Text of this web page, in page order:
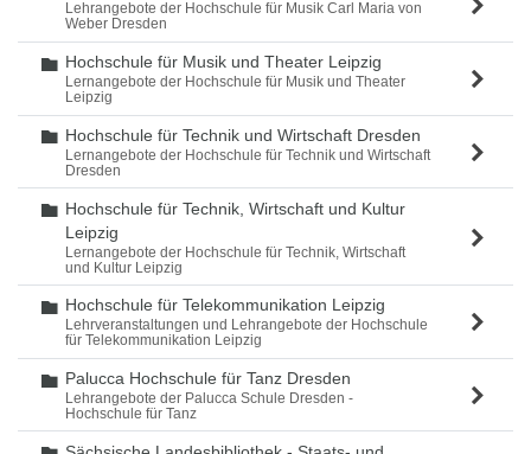
Lehrangebote der Hochschule für Musik Carl Maria von
Weber Dresden
Ordner
Hochschule für Musik und Theater Leipzig
Lernangebote der Hochschule für Musik und Theater
Leipzig
Ordner
Hochschule für Technik und Wirtschaft Dresden
Lernangebote der Hochschule für Technik und Wirtschaft
Dresden
Ordner
Hochschule für Technik, Wirtschaft und Kultur
Leipzig
Lernangebote der Hochschule für Technik, Wirtschaft
und Kultur Leipzig
Ordner
Hochschule für Telekommunikation Leipzig
Lehrveranstaltungen und Lehrangebote der Hochschule
für Telekommunikation Leipzig
Ordner
Palucca Hochschule für Tanz Dresden
Lehrangebote der Palucca Schule Dresden -
Hochschule für Tanz